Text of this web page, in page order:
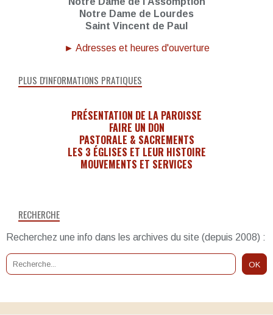
RECHERCHE
Recherchez une info dans les archives du site (depuis 2008) :
Notre Dame de Lourdes
Saint Vincent de Paul
► Adresses et heures d'ouverture
PLUS D'INFORMATIONS PRATIQUES
PRÉSENTATION DE LA PAROISSE
FAIRE UN DON
PASTORALE & SACREMENTS
LES 3 ÉGLISES ET LEUR HISTOIRE
MOUVEMENTS ET SERVICES